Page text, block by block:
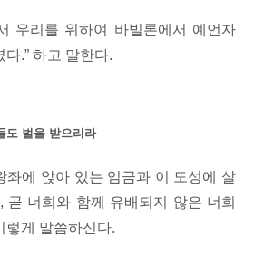
우리를 위하여 바빌론에서 예언자
.” 하고 말한다.
도 벌을 받으리라
좌에 앉아 있는 임금과 이 도성에 살
곧 너희와 함께 유배되지 않은 너희
렇게 말씀하신다.